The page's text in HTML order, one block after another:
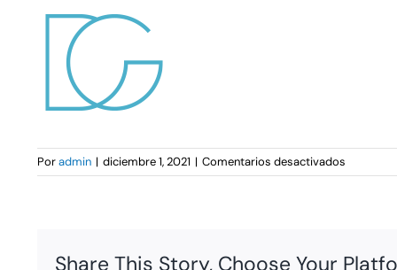
Poradmin | diciembre 1, 2021 | Comentarios desactivados
Share This Story, Choose Your